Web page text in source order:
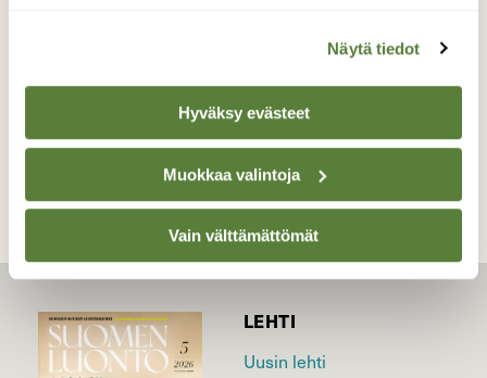
Näytä tiedot
Hyväksy evästeet
Muokkaa valintoja
Vain välttämättömät
TAKAISIN LISTAAN
LEHTI
Uusin lehti